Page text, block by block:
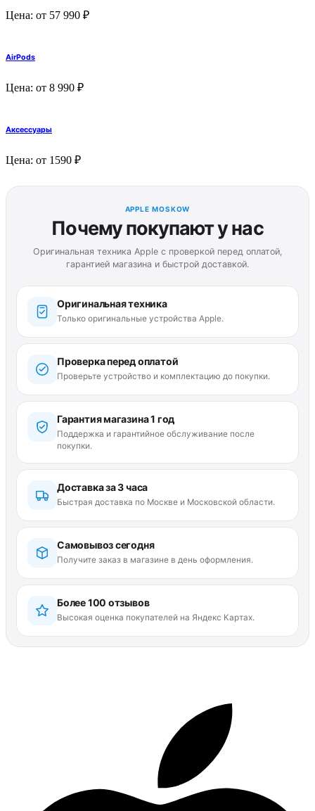
Цена: от 57 990 ₽
AirPods
Цена: от 8 990 ₽
Аксессуары
Цена: от 1590 ₽
APPLE MOSKOW
Почему покупают у нас
Оригинальная техника Apple с проверкой перед оплатой,
гарантией магазина и быстрой доставкой.
Оригинальная техника
Только оригинальные устройства Apple.
Проверка перед оплатой
Проверьте устройство и комплектацию до покупки.
Гарантия магазина 1 год
Поддержка и гарантийное обслуживание после
покупки.
Доставка за 3 часа
Быстрая доставка по Москве и Московской области.
Самовывоз сегодня
Получите заказ в магазине в день оформления.
Более 100 отзывов
Высокая оценка покупателей на Яндекс Картах.